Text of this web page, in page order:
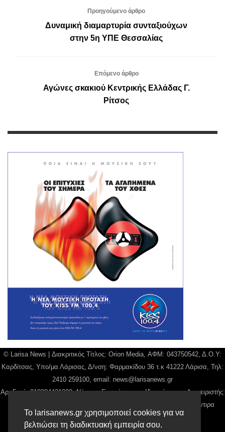
Το larisanews.gr χρησιμοποιεί cookies για να
βελτιώσει τη διαδικτυακή εμπειρία σου.
Προηγούμενο άρθρο
Δυναμική διαμαρτυρία συνταξιούχων
στην 5η YΠΕ Θεσσαλίας
Επόμενο άρθρο
Αγώνες σκακιού Κεντρικής Ελλάδας Γ.
Ρίτσος
© Larisa News | Διακριτικός Τίτλος: Orion Media, ΑΦΜ: 043750542, Δ.Ο.Υ:
Καρδίτσας, Υπο/μα Λάρισας, Δ/νση: Φαρμακίδου 36 τ.κ 41222 Λάρισα, Τηλ:
2410 259100, email: news@larisanews.gr
Αρ. Γεμή: 018804431000, Νόμιμος Εκπρόσωπος, Ιδιοκτήτης και Διαχειριστής:
Παναγιώτης Φιλίππου, Διευθύντρια: Γιαννουσά Βασιλική, Διευθύντιρα
Σύνταξης: Μπαλαμπάνη Βασιλική.
Δικαιούχος domain name Παναγιώτης Φιλίππου